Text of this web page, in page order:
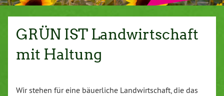
GRÜN IST Landwirtschaft
mit Haltung
Wir stehen für eine bäuerliche Landwirtschaft, die das